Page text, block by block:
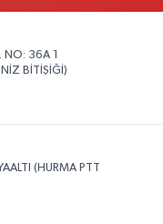
NO: 36A 1
BİTİŞİĞİ)
(HURMA PTT